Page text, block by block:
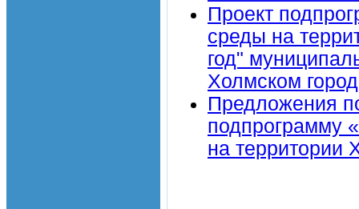
Проект
среды на
год"
Холмском
Предложения
подпрограмму
на территории